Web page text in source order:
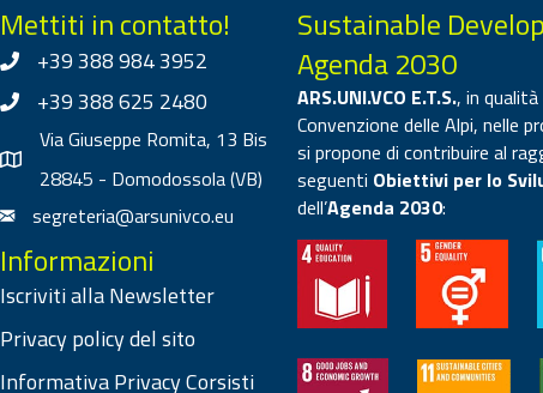
Mettiti in contatto!
+39 388 984 3952
+39 388 625 2480
Via Giuseppe Romita, 13 Bis
28845 - Domodossola (VB)
segreteria@arsunivco.eu
Informazioni
Iscriviti alla Newsletter
Privacy policy del sito
Informativa Privacy Corsisti
Sustainable
Agenda 2030
ARS.UNI.VCO E.T.S., in
Convenzione delle Alpi, nelle
si propone di contribuire al
seguenti Obiettivi per lo
dell’Agenda 2030: